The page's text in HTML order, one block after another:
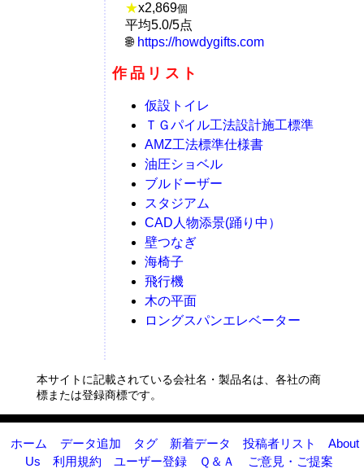
★x2,869個
平均5.0/5点
https://howdygifts.com
作品リスト
仮設トイレ
ＴＧパイル工法設計施工標準
AMZ工法標準仕様書
油圧ショベル
ブルドーザー
スタジアム
CAD人物添景(踊り中）
壁つなぎ
海椅子
飛行機
木の平面
ロングスパンエレベーター
本サイトに記載されている会社名・製品名は、各社の商
標または登録商標です。
ホーム データ追加 タグ 新着データ 投稿者リスト
About
Us
利用規約 ユーザー登録 Ｑ＆Ａ ご意見・ご提案